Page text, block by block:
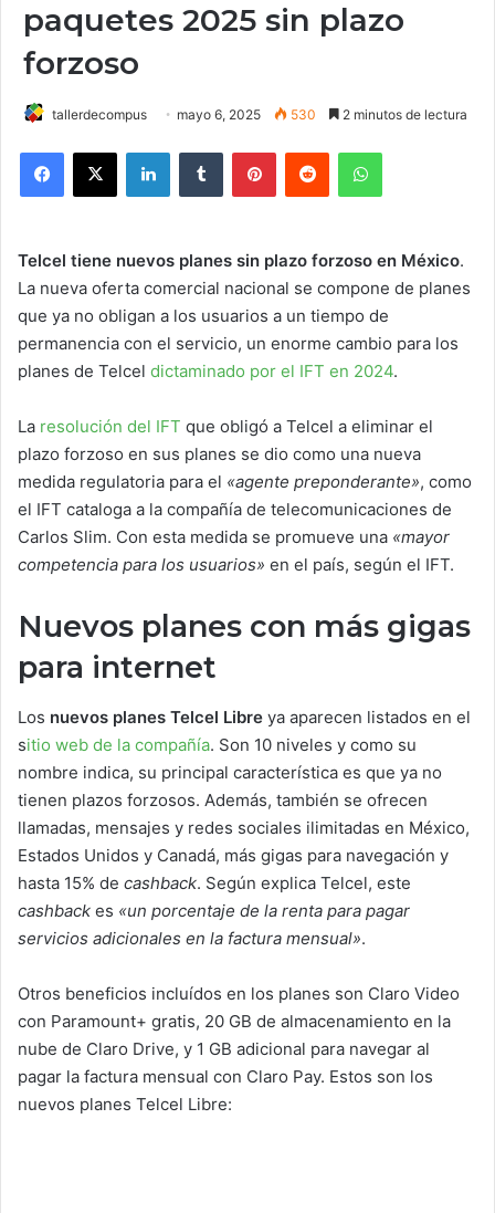
paquetes 2025 sin plazo
forzoso
tallerdecompus mayo 6, 2025 530 2 minutos de lectura
Telcel tiene nuevos planes sin plazo forzoso en México.
La nueva oferta comercial nacional se compone de planes
que ya no obligan a los usuarios a un tiempo de
permanencia con el servicio, un enorme cambio para los
planes de Telcel dictaminado por el IFT en 2024.
La resolución del IFT que obligó a Telcel a eliminar el
plazo forzoso en sus planes se dio como una nueva
medida regulatoria para el «agente preponderante», como
el IFT cataloga a la compañía de telecomunicaciones de
Carlos Slim. Con esta medida se promueve una «mayor
competencia para los usuarios» en el país, según el IFT.
Nuevos planes con más gigas
para internet
Los nuevos planes Telcel Libre ya aparecen listados en el
sitio web de la compañía. Son 10 niveles y como su
nombre indica, su principal característica es que ya no
tienen plazos forzosos. Además, también se ofrecen
llamadas, mensajes y redes sociales ilimitadas en México,
Estados Unidos y Canadá, más gigas para navegación y
hasta 15% de cashback. Según explica Telcel, este
cashback es «un porcentaje de la renta para pagar
servicios adicionales en la factura mensual».
Otros beneficios incluídos en los planes son Claro Video
con Paramount+ gratis, 20 GB de almacenamiento en la
nube de Claro Drive, y 1 GB adicional para navegar al
pagar la factura mensual con Claro Pay. Estos son los
nuevos planes Telcel Libre: